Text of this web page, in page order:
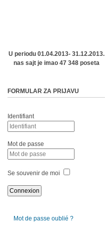
U periodu 01.04.2013- 31.12.2013.
nas sajt je imao 47 348 poseta
FORMULAR ZA PRIJAVU
Identifiant
Mot de passe
Se souvenir de moi
Mot de passe oublié ?